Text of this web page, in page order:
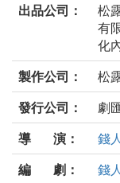
出品公司：
松
有
化
製作公司：
松
發行公司：
劇
導 演：
錢
編 劇：
錢